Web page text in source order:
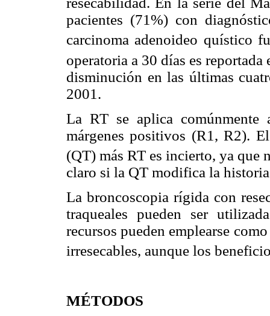
pacientes (71%) con
carcinoma adenoideo quístico
operatoria a 30 días es reportada
disminución en las últimas
2001.
La RT se aplica comúnmente
márgenes positivos (R1, R2).
(QT) más RT es incierto, ya que
claro si la QT modifica la
La broncoscopia rígida con
traqueales pueden ser
recursos pueden emplearse
irresecables, aunque los
MÉTODOS